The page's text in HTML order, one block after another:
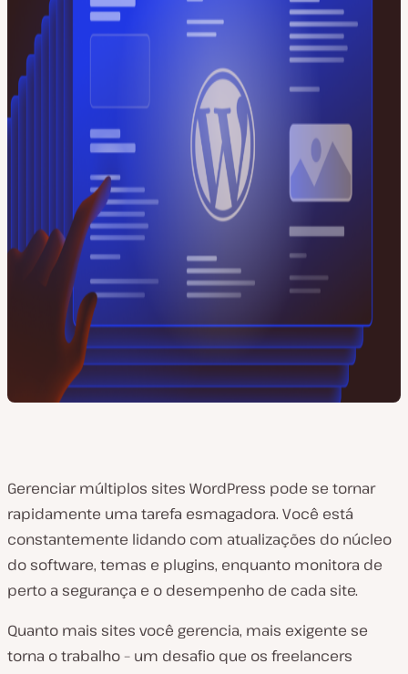
Gerenciar múltiplos sites WordPress pode se tornar
rapidamente uma tarefa esmagadora. Você está
constantemente lidando com atualizações do núcleo
do software, temas e plugins, enquanto monitora de
perto a segurança e o desempenho de cada site.
Quanto mais sites você gerencia, mais exigente se
torna o trabalho – um desafio que os freelancers